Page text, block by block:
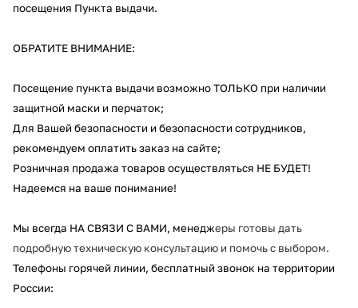
посещения Пункта выдачи.
ОБРАТИТЕ ВНИМАНИЕ:
Посещение пункта выдачи возможно ТОЛЬКО при наличии
защитной маски и перчаток;
Для Вашей безопасности и безопасности сотрудников,
рекомендуем оплатить заказ на сайте;
Розничная продажа товаров осуществляться НЕ БУДЕТ!
Надеемся на ваше понимание!
Мы всегда НА СВЯЗИ С ВАМИ, менеджеры готовы дать
подробную техническую консультацию и помочь с выбором.
Телефоны горячей линии, бесплатный звонок на территории
России: